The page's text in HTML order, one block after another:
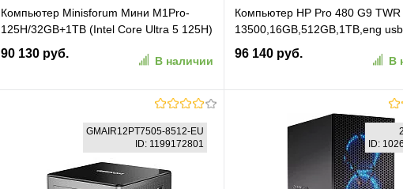
Компьютер Minisforum Мини M1Pro-
125H/32GB+1TB (Intel Core Ultra 5 125H)
32GB+1TB, Intel Arc, Win11 Pro
90 130 руб.
В наличии
В корзину
В избранное К сравнению
Компьютер HP Pro 480 G9 TWR
13500,16GB,512GB,1TB,eng usb
kbd,mouse,WiFi,BT,Serial
port,Vpro,Win11Home,1Wty
96 140 руб.
В
В корзину
К
GMAIR12PT7505-8512-EU
ID: 1199172801
ID: